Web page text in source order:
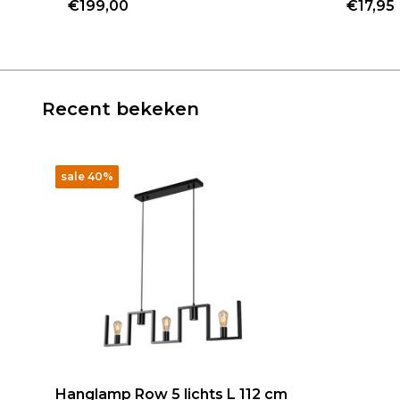
€199,00 €17,95
Recent bekeken
sale 40%
Hanglamp Row 5 lichts L 112 cm